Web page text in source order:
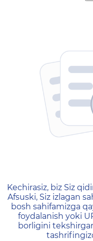
404 —
Kechirasiz, biz Siz
Afsuski, Siz izlagan
bosh sahifamizga
foydalanish yoki
borligini